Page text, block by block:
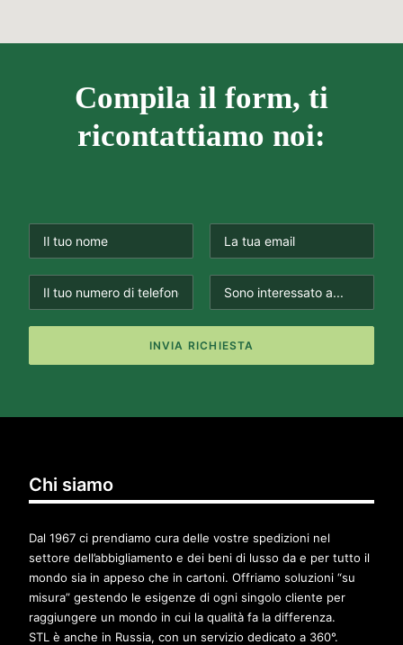
Compila il form, ti
ricontattiamo noi:
Chi siamo
Dal 1967 ci prendiamo cura delle vostre spedizioni nel
settore dell’abbigliamento e dei beni di lusso da e per tutto il
mondo sia in appeso che in cartoni. Offriamo soluzioni “su
misura” gestendo le esigenze di ogni singolo cliente per
raggiungere un mondo in cui la qualità fa la differenza.
STL è anche in Russia, con un servizio dedicato a 360°.